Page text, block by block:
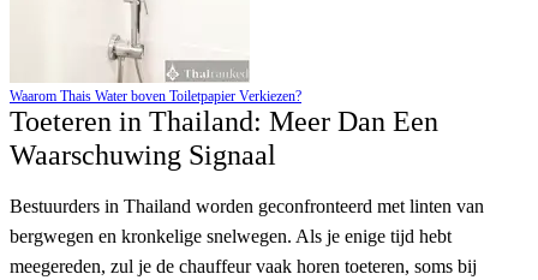
Waarom Thais Water boven Toiletpapier Verkiezen?
Toeteren in Thailand: Meer Dan Een
Waarschuwing Signaal
Bestuurders in Thailand worden geconfronteerd met linten van
bergwegen en kronkelige snelwegen. Als je enige tijd hebt
meegereden, zul je de chauffeur vaak horen toeteren, soms bij